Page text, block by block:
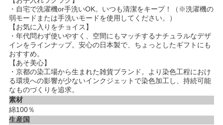
・自宅で洗濯機or手洗いOK。いつも清潔をキープ！（※洗濯機の
弱モードまたは手洗いモードを使用してください。）
【お気に入りをチョイス】
・年代問わず使いやすく、空間にもマッチするナチュラルなデザ
インをラインナップ。安心の日本製で、ちょっとしたギフトにも
おすすめ。
【あそ美心】
・京都の染工場から生まれた雑貨ブランド。より染色工程におけ
る環境への影響が少ないインクジェットで染色加工し、持続可能
なものづくりを追求。
素材
綿100％
生産国